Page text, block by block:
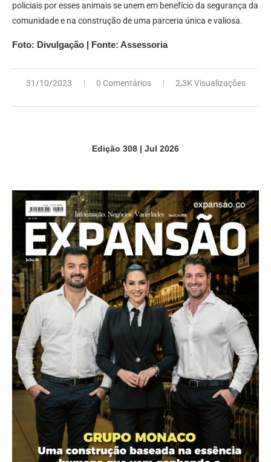
policiais por esses animais se unem em benefício da segurança da
comunidade e na construção de uma parceria única e valiosa.
Foto: Divulgação | Fonte: Assessoria
31/10/2023 0 Comentários 2,3K Visualizações
Edição 308 | Jul 2026